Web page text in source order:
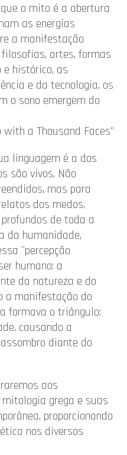
o mito é a abertura
as energias
a manifestação
artes, formas
histórico, as
e da tecnologia, os
o sono emergem do
with a Thousand Faces”
linguagem é a dos
são vivos. Não
mas para
dos medos,
de toda a
da humanidade,
¨percepção
humano: a
da natureza e do
a manifestação do
formava o triângulo:
causando a
diante do
aos
grega e suas
proporcionando
nos diversos